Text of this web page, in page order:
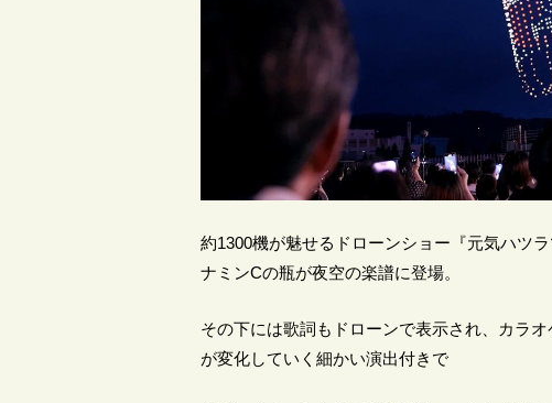
約1300機が魅せるドローンショー『元気ハツ
ナミンCの瓶が夜空の楽譜に登場。
その下には歌詞もドローンで表示され、カラ
が変化していく細かい演出付きで